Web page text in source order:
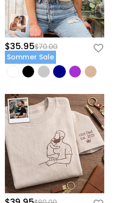
$35.95$70.00
Sommer Sale